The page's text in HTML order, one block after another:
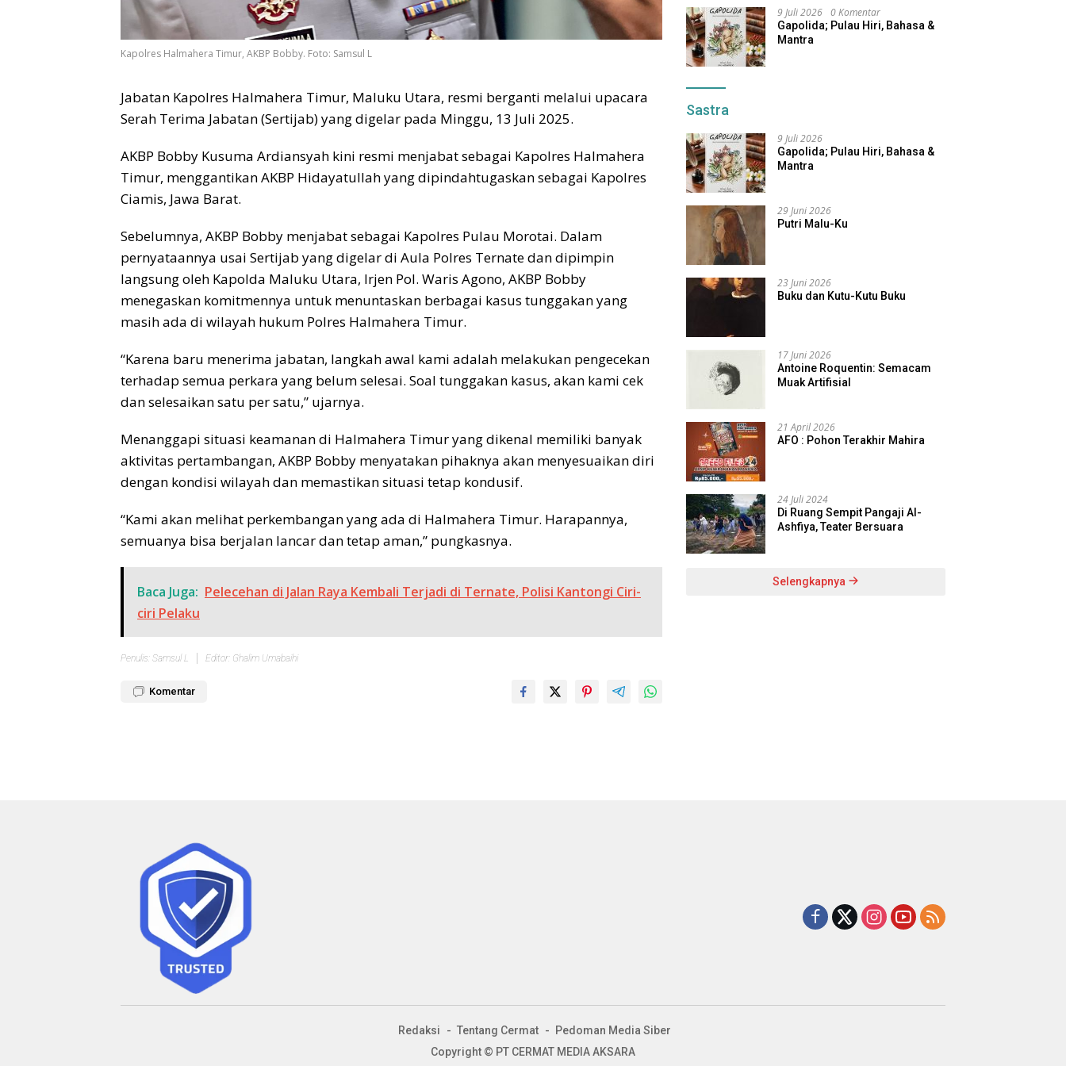
Kapolres Halmahera Timur, AKBP Bobby. Foto: Samsul L
Jabatan Kapolres Halmahera Timur, Maluku Utara, resmi berganti melalui upacara
Serah Terima Jabatan (Sertijab) yang digelar pada Minggu, 13 Juli 2025.
AKBP Bobby Kusuma Ardiansyah kini resmi menjabat sebagai Kapolres Halmahera
Timur, menggantikan AKBP Hidayatullah yang dipindahtugaskan sebagai Kapolres
Ciamis, Jawa Barat.
Sebelumnya, AKBP Bobby menjabat sebagai Kapolres Pulau Morotai. Dalam
pernyataannya usai Sertijab yang digelar di Aula Polres Ternate dan dipimpin
langsung oleh Kapolda Maluku Utara, Irjen Pol. Waris Agono, AKBP Bobby
menegaskan komitmennya untuk menuntaskan berbagai kasus tunggakan yang
masih ada di wilayah hukum Polres Halmahera Timur.
“Karena baru menerima jabatan, langkah awal kami adalah melakukan pengecekan
terhadap semua perkara yang belum selesai. Soal tunggakan kasus, akan kami cek
dan selesaikan satu per satu,” ujarnya.
Menanggapi situasi keamanan di Halmahera Timur yang dikenal memiliki banyak
aktivitas pertambangan, AKBP Bobby menyatakan pihaknya akan menyesuaikan diri
dengan kondisi wilayah dan memastikan situasi tetap kondusif.
“Kami akan melihat perkembangan yang ada di Halmahera Timur. Harapannya,
semuanya bisa berjalan lancar dan tetap aman,” pungkasnya.
Baca Juga: Pelecehan di Jalan Raya Kembali Terjadi di Ternate, Polisi Kantongi Ciri-
ciri Pelaku
Penulis: Samsul L Editor: Ghalim Umabaihi
Komentar
9 Juli 2026 0 Komentar
Gapolida; Pulau Hiri, Bahasa &
Mantra
Sastra
9 Juli 2026
Gapolida; Pulau Hiri, Bahasa &
Mantra
29 Juni 2026
Putri Malu-Ku
23 Juni 2026
Buku dan Kutu-Kutu Buku
17 Juni 2026
Antoine Roquentin: Semacam
Muak Artifisial
21 April 2026
AFO : Pohon Terakhir Mahira
24 Juli 2024
Di Ruang Sempit Pangaji Al-
Ashfiya, Teater Bersuara
Selengkapnya
Redaksi Tentang Cermat
Pedoman Media Siber
Copyright © PT CERMAT MEDIA AKSARA